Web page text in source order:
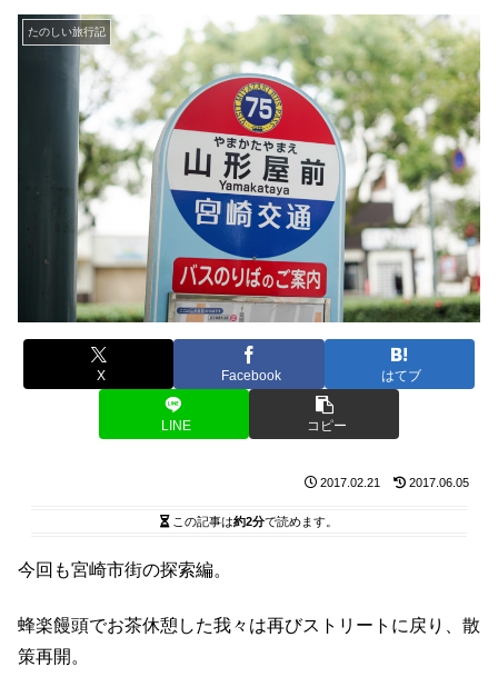
たのしい旅行記
X Facebook はてブ
LINE コピー
2017.02.21 2017.06.05
この記事は約2分で読めます。
今回も宮崎市街の探索編。
蜂楽饅頭でお茶休憩した我々は再びストリートに戻り、散
策再開。